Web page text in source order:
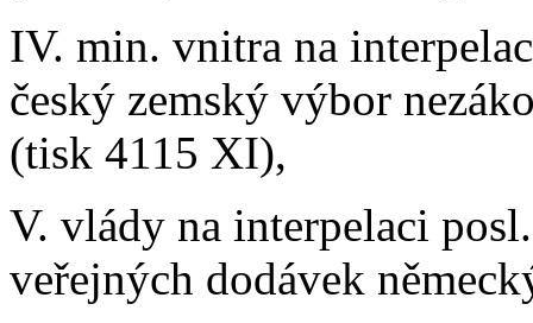
IV. min. vnitra na
český zemský výbor
(tisk 4115 XI),
V. vlády na interpelaci
veřejných dodávek